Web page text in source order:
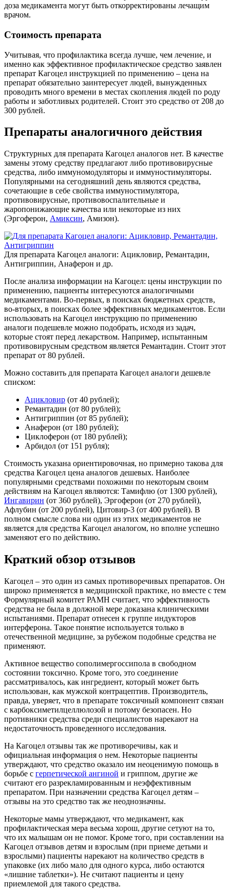
доза медикамента могут быть откорректированы лечащим
врачом.
Стоимость препарата
Учитывая, что профилактика всегда лучше, чем лечение, и
именно как эффективное профилактическое средство заявлен
препарат Кагоцел инструкцией по применению – цена на
препарат обязательно заинтересует людей, вынужденных
проводить много времени в местах скопления людей по роду
работы и заботливых родителей. Стоит это средство от 208 до
300 рублей.
Препараты аналогичного действия
Структурных для препарата Кагоцел аналогов нет. В качестве
замены этому средству предлагают либо противовирусные
средства, либо иммуномодуляторы и иммуностимуляторы.
Популярными на сегодняшний день являются средства,
сочетающие в себе свойства иммуностимулятора,
противовирусные, противовоспалительные и
жаропонижающие качества или некоторые из них
(Эргоферон, Амиксин, Амизон).
Для препарата Кагоцел аналоги: Ацикловир, Ремантадин,
Антигриппин, Анаферон и др.
После анализа информации на Кагоцел: цены инструкции по
применению, пациенты интересуются аналогичными
медикаментами. Во-первых, в поисках бюджетных средств,
во-вторых, в поисках более эффективных медикаментов. Если
использовать на Кагоцел инструкцию по применению
аналоги подешевле можно подобрать, исходя из задач,
которые стоят перед лекарством. Например, испытанным
противовирусным средством является Ремантадин. Стоит этот
препарат от 80 рублей.
Можно составить для препарата Кагоцел аналоги дешевле
списком:
Ацикловир (от 40 рублей);
Ремантадин (от 80 рублей);
Антигриппин (от 85 рублей);
Анаферон (от 180 рублей);
Циклоферон (от 180 рублей);
Арбидол (от 151 рубля);
Стоимость указана ориентировочная, но примерно такова для
средства Кагоцел цена аналогов дешевых. Наиболее
популярными средствами похожими по некоторым своим
действиям на Кагоцел являются: Тамифлю (от 1300 рублей),
Ингавирин (от 360 рублей), Эргоферон (от 270 рублей),
Афлубин (от 200 рублей), Цитовир-3 (от 400 рублей). В
полном смысле слова ни один из этих медикаментов не
является для средства Кагоцел аналогом, но вполне успешно
заменяют его по действию.
Краткий обзор отзывов
Кагоцел – это один из самых противоречивых препаратов. Он
широко применяется в медицинской практике, но вместе с тем
Формулярный комитет РАМН считает, что эффективность
средства не была в должной мере доказана клиническими
испытаниями. Препарат отнесен к группе индукторов
интерферона. Такое понятие используется только в
отечественной медицине, за рубежом подобные средства не
применяют.
Активное вещество сополимергоссипола в свободном
состоянии токсично. Кроме того, это соединение
рассматривалось, как ингредиент, который может быть
использован, как мужской контрацептив. Производитель,
правда, уверяет, что в препарате токсичный компонент связан
с карбоксиметилцеллюлозой и потому безопасен. Но
противники средства среди специалистов нарекают на
недостаточность проведенного исследования.
На Кагоцел отзывы так же противоречивы, как и
официальная информация о нем. Некоторые пациенты
утверждают, что средство оказало им неоценимую помощь в
борьбе с герпетической ангиной и гриппом, другие же
считают его разрекламированным и неэффективным
препаратом. При назначении средства Кагоцел детям –
отзывы на это средство так же неоднозначны.
Некоторые мамы утверждают, что медикамент, как
профилактическая мера весьма хорош, другие сетуют на то,
что их малышам он не помог. Кроме того, при составлении на
Кагоцел отзывов детям и взрослым (при приеме детьми и
взрослыми) пациенты нарекают на количество средств в
упаковке (их либо мало для одного курса, либо остаются
«лишние таблетки»). Не считают пациенты и цену
приемлемой для такого средства.